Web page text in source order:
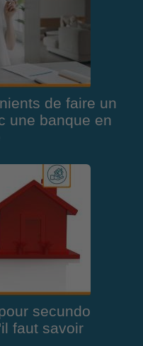
de faire un
une banque en
secundo
faut savoir